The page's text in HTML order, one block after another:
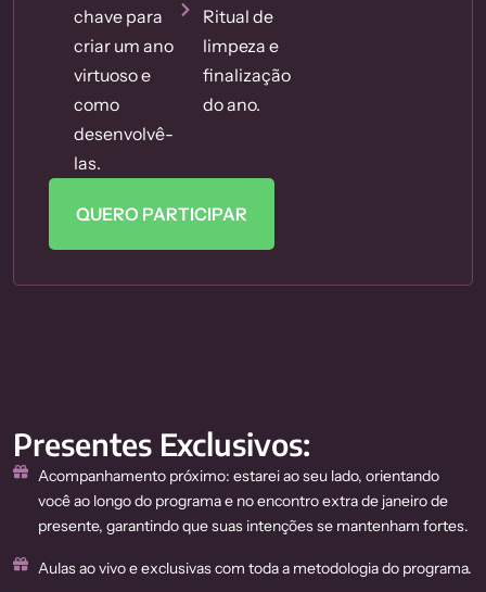
chave para
criar um ano
virtuoso e
como
desenvolvê-
las.
Ritual de
limpeza e
finalização
do ano.
QUERO PARTICIPAR
Presentes Exclusivos:
Acompanhamento próximo: estarei ao seu lado, orientando
você ao longo do programa e no encontro extra de janeiro de
presente, garantindo que suas intenções se mantenham fortes.
Aulas ao vivo e exclusivas com toda a metodologia do programa.